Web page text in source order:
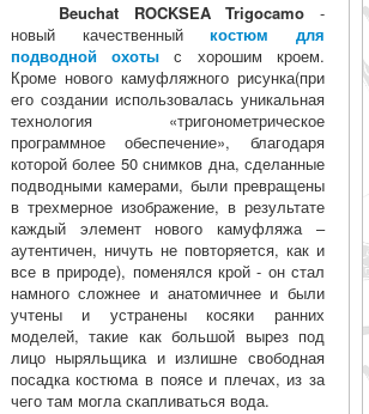
Beuchat ROCKSEA Trigocamo -
новый качественныйкостюм для
подводной охоты с хорошим кроем.
Кроме нового камуфляжного рисунка(при
его создании использовалась уникальная
технология «тригонометрическое
программное обеспечение», благодаря
которой более 50 снимков дна, сделанные
подводными камерами, были превращены
в трехмерное изображение, в результате
каждый элемент нового камуфляжа –
аутентичен, ничуть не повторяется, как и
все в природе), поменялся крой - он стал
намного сложнее и анатомичнее и были
учтены и устранены косяки ранних
моделей, такие как большой вырез под
лицо ныряльщика и излишне свободная
посадка костюма в поясе и плечах, из за
чего там могла скапливаться вода.